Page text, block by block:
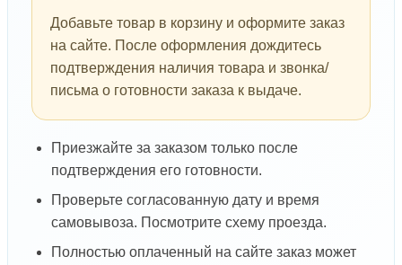
Добавьте товар в корзину и оформите заказ
на сайте. После оформления дождитесь
подтверждения наличия товара и звонка/
письма о готовности заказа к выдаче.
Приезжайте за заказом только после
подтверждения его готовности.
Проверьте согласованную дату и время
самовывоза. Посмотрите схему проезда.
Полностью оплаченный на сайте заказ может